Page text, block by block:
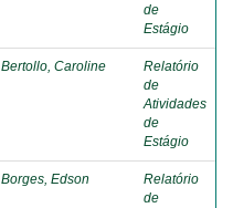
de
Estágio
Bertollo, Caroline
Relatório
de
Atividades
de
Estágio
Borges, Edson
Relatório
de